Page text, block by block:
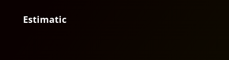
Estimatic